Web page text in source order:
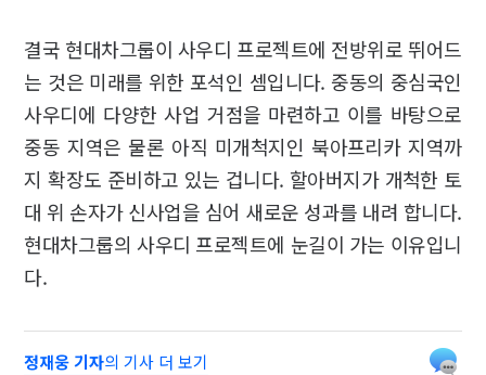
결국 현대차그룹이 사우디 프로젝트에 전방위로 뛰어드
는 것은 미래를 위한 포석인 셈입니다. 중동의 중심국인
사우디에 다양한 사업 거점을 마련하고 이를 바탕으로
중동 지역은 물론 아직 미개척지인 북아프리카 지역까
지 확장도 준비하고 있는 겁니다. 할아버지가 개척한 토
대 위 손자가 신사업을 심어 새로운 성과를 내려 합니다.
현대차그룹의 사우디 프로젝트에 눈길이 가는 이유입니
다.
정재웅 기자의 기사 더 보기